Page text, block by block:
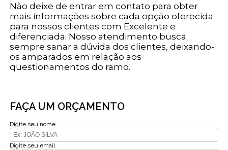
Não deixe de entrar em contato para obter
mais informações sobre cada opção oferecida
para nossos clientes com Excelente e
diferenciada. Nosso atendimento busca
sempre sanar a dúvida dos clientes, deixando-
os amparados em relação aos
questionamentos do ramo.
FAÇA UM ORÇAMENTO
Digite seu nome
Digite seu email